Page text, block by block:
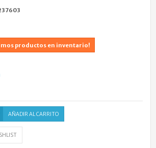
productos en inventario!
AÑADIR AL CARRITO